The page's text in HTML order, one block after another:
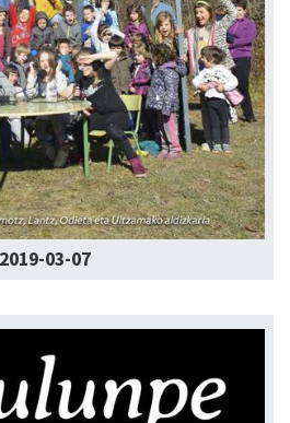
2019-03-07